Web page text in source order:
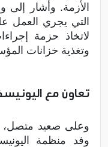
الأزمة. وأشار إلى
التي يجري العمل
لاتخاذ حزمة
وتغذية خزانات
تعاون مع
وعلى صعيد
وفد منظمة